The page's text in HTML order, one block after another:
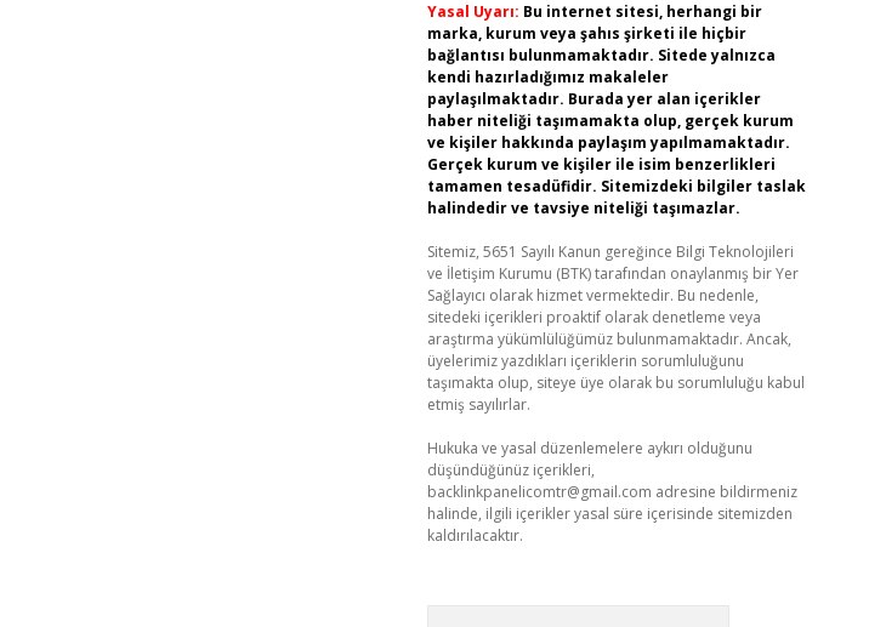
Yasal Uyarı: Bu internet sitesi, herhangi bir
marka, kurum veya şahıs şirketi ile hiçbir
bağlantısı bulunmamaktadır. Sitede yalnızca
kendi hazırladığımız makaleler
paylaşılmaktadır. Burada yer alan içerikler
haber niteliği taşımamakta olup, gerçek kurum
ve kişiler hakkında paylaşım yapılmamaktadır.
Gerçek kurum ve kişiler ile isim benzerlikleri
tamamen tesadüfidir. Sitemizdeki bilgiler taslak
halindedir ve tavsiye niteliği taşımazlar.
Sitemiz, 5651 Sayılı Kanun gereğince Bilgi Teknolojileri
ve İletişim Kurumu (BTK) tarafından onaylanmış bir Yer
Sağlayıcı olarak hizmet vermektedir. Bu nedenle,
sitedeki içerikleri proaktif olarak denetleme veya
araştırma yükümlülüğümüz bulunmamaktadır. Ancak,
üyelerimiz yazdıkları içeriklerin sorumluluğunu
taşımakta olup, siteye üye olarak bu sorumluluğu kabul
etmiş sayılırlar.
Hukuka ve yasal düzenlemelere aykırı olduğunu
düşündüğünüz içerikleri,
backlinkpanelicomtr@gmail.com adresine bildirmeniz
halinde, ilgili içerikler yasal süre içerisinde sitemizden
kaldırılacaktır.